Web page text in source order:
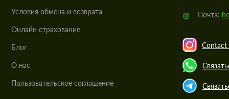
Условия обмена и возврата
Онлайн страхование
Блог
О нас
Пользовательское соглашение
@ Почта:
Contact